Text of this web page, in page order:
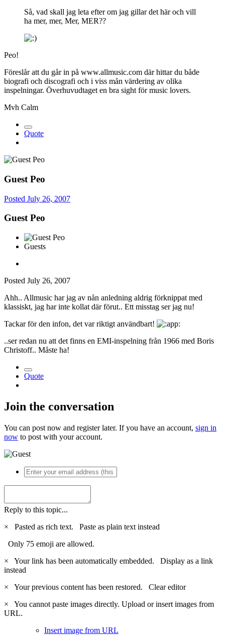
Så, vad skall jag leta efter om jag gillar det här och vill
ha mer, mer, Mer, MER??
Peo!
Föreslår att du går in på www.allmusic.com där hittar du både
biografi och discografi och i viss mån värdering av olika
inspelningar. Överhuvudtaget en bra sight för music lovers.
Mvh Calm
Quote
Guest Peo
Posted July 26, 2007
Guest Peo
Guests
Posted July 26, 2007
Ahh.. Allmusic har jag av nån anledning aldrig förknippat med
klassiskt, jag har inte kollat där förut.. Ett misstag ser jag nu!
Tackar för den infon, det var riktigt användbart!
..ser redan nu att det finns en EMI-inspelning från 1966 med Boris
Christoff.. Måste ha!
Quote
Join the conversation
You can post now and register later. If you have an account, sign in
now to post with your account.
Reply to this topic...
×
Pasted as rich text. Paste as plain text instead
Only 75 emoji are allowed.
×
Your link has been automatically embedded. Display as a link
instead
×
Your previous content has been restored. Clear editor
×
You cannot paste images directly. Upload or insert images from
URL.
Insert image from URL